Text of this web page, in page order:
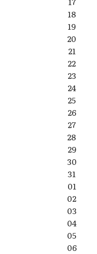
18
19
20
21
22
23
24
25
26
27
28
29
30
31
01
02
03
04
05
06